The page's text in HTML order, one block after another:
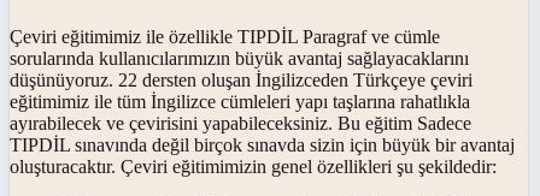
Çeviri eğitimimiz ile özellikle TIPDİL Paragraf ve cümle
sorularında kullanıcılarımızın büyük avantaj sağlayacaklarını
düşünüyoruz. 22 dersten oluşan İngilizceden Türkçeye çeviri
eğitimimiz ile tüm İngilizce cümleleri yapı taşlarına rahatlıkla
ayırabilecek ve çevirisini yapabileceksiniz. Bu eğitim Sadece
TIPDİL sınavında değil birçok sınavda sizin için büyük bir avantaj
oluşturacaktır. Çeviri eğitimimizin genel özellikleri şu şekildedir: